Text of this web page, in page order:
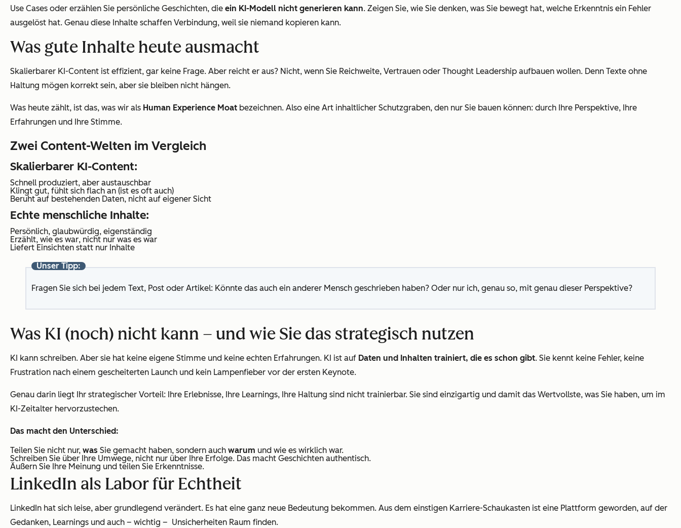
Use Cases oder erzählen Sie persönliche Geschichten, die ein KI-Modell nicht generieren kann. Zeigen Sie, wie Sie denken, was Sie bewegt hat, welche Erkenntnis ein Fehler
ausgelöst hat. Genau diese Inhalte schaffen Verbindung, weil sie niemand kopieren kann.
Was gute Inhalte heute ausmacht
Skalierbarer KI-Content ist effizient, gar keine Frage. Aber reicht er aus? Nicht, wenn Sie Reichweite, Vertrauen oder Thought Leadership aufbauen wollen. Denn Texte ohne
Haltung mögen korrekt sein, aber sie bleiben nicht hängen.
Was heute zählt, ist das, was wir als Human Experience Moat bezeichnen. Also eine Art inhaltlicher Schutzgraben, den nur Sie bauen können: durch Ihre Perspektive, Ihre
Erfahrungen und Ihre Stimme.
Zwei Content-Welten im Vergleich
Skalierbarer KI-Content:
Schnell produziert, aber austauschbar
Klingt gut, fühlt sich flach an (ist es oft auch)
Beruht auf bestehenden Daten, nicht auf eigener Sicht
Echte menschliche Inhalte:
Persönlich, glaubwürdig, eigenständig
Erzählt, wie es war, nicht nur was es war
Liefert Einsichten statt nur Inhalte
Unser Tipp:
Fragen Sie sich bei jedem Text, Post oder Artikel: Könnte das auch ein anderer Mensch geschrieben haben? Oder nur ich, genau so, mit genau dieser Perspektive?
Was KI (noch) nicht kann – und wie Sie das strategisch nutzen
KI kann schreiben. Aber sie hat keine eigene Stimme und keine echten Erfahrungen. KI ist auf Daten und Inhalten trainiert, die es schon gibt. Sie kennt keine Fehler, keine
Frustration nach einem gescheiterten Launch und kein Lampenfieber vor der ersten Keynote.
Genau darin liegt Ihr strategischer Vorteil: Ihre Erlebnisse, Ihre Learnings, Ihre Haltung sind nicht trainierbar. Sie sind einzigartig und damit das Wertvollste, was Sie haben, um im
KI-Zeitalter hervorzustechen.
Das macht den Unterschied:
Teilen Sie nicht nur, was Sie gemacht haben, sondern auch warum und wie es wirklich war.
Schreiben Sie über Ihre Umwege, nicht nur über Ihre Erfolge. Das macht Geschichten authentisch.
Äußern Sie Ihre Meinung und teilen Sie Erkenntnisse.
LinkedIn als Labor für Echtheit
LinkedIn hat sich leise, aber grundlegend verändert. Es hat eine ganz neue Bedeutung bekommen. Aus dem einstigen Karriere-Schaukasten ist eine Plattform geworden, auf der
Gedanken, Learnings und auch – wichtig – Unsicherheiten Raum finden.